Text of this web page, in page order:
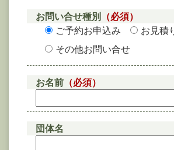
お問い合せ種別
（必須）
ご予約お申込み
お見積
その他お問い合せ
お名前 （必須）
団体名